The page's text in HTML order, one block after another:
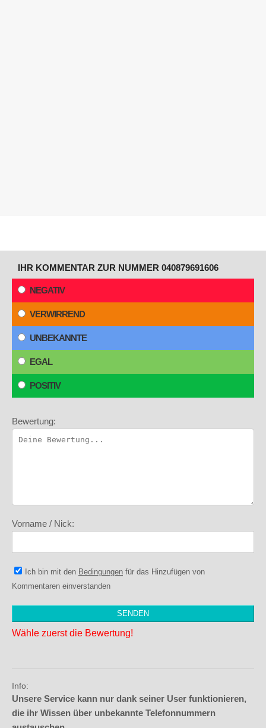
IHR KOMMENTAR ZUR NUMMER 040879691606
NEGATIV
VERWIRREND
UNBEKANNTE
EGAL
POSITIV
Bewertung:
Vorname / Nick:
Ich bin mit den Bedingungen für das Hinzufügen von
Kommentaren einverstanden
Wähle zuerst die Bewertung!
Info:
Unsere Service kann nur dank seiner User funktionieren,
die ihr Wissen über unbekannte Telefonnummern